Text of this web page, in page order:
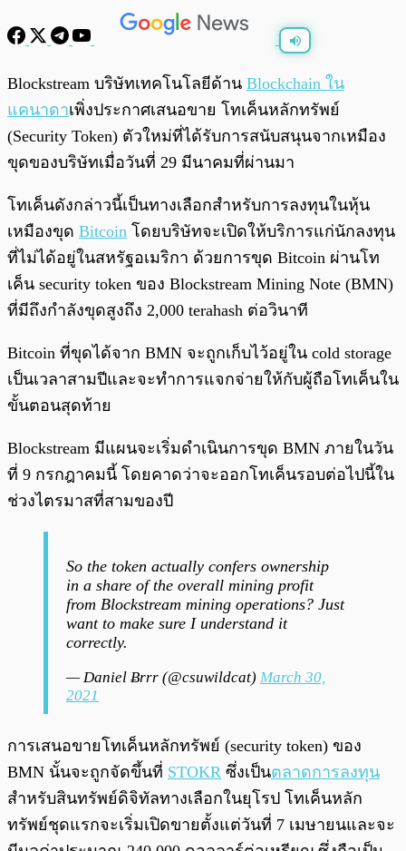
0:00/
Blockstream บริษัทเทคโนโลยีด้าน Blockchain ใน
แคนาดาเพิ่งประกาศเสนอขาย โทเค็นหลักทรัพย์
(Security Token) ตัวใหม่ที่ได้รับการสนับสนุนจากเหมือง
ขุดของบริษัทเมื่อวันที่ 29 มีนาคมที่ผ่านมา
โทเค็นดังกล่าวนี้เป็นทางเลือกสำหรับการลงทุนในหุ้น
เหมืองขุด Bitcoin โดยบริษัทจะเปิดให้บริการแก่นักลงทุน
ที่ไม่ได้อยู่ในสหรัฐอเมริกา ด้วยการขุด Bitcoin ผ่านโท
เค็น security token ของ Blockstream Mining Note (BMN)
ที่มีถึงกำลังขุดสูงถึง 2,000 terahash ต่อวินาที
Bitcoin ที่ขุดได้จาก BMN จะถูกเก็บไว้อยู่ใน cold storage
เป็นเวลาสามปีและจะทำการแจกจ่ายให้กับผู้ถือโทเค็นใน
ขั้นตอนสุดท้าย
Blockstream มีแผนจะเริ่มดำเนินการขุด BMN ภายในวัน
ที่ 9 กรกฎาคมนี้ โดยคาดว่าจะออกโทเค็นรอบต่อไปนี้ใน
ช่วงไตรมาสที่สามของปี
So the token actually confers ownership
in a share of the overall mining profit
from Blockstream mining operations? Just
want to make sure I understand it
correctly.
— Daniel Ƀrrr (@csuwildcat) March 30,
2021
การเสนอขายโทเค็นหลักทรัพย์ (security token) ของ
BMN นั้นจะถูกจัดขึ้นที่ STOKR ซึ่งเป็นตลาดการลงทุน
สำหรับสินทรัพย์ดิจิทัลทางเลือกในยุโรป โทเค็นหลัก
ทรัพย์ชุดแรกจะเริ่มเปิดขายตั้งแต่วันที่ 7 เมษายนและจะ